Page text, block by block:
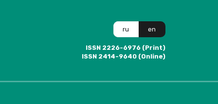
ru en
ISSN 2226-6976 (Print)
ISSN 2414-9640 (Online)